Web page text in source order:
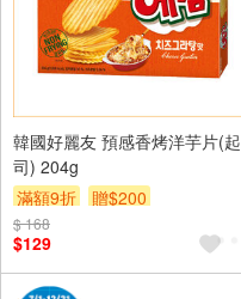
韓國好麗友 預感香烤洋芋片(起
司) 204g
滿額9折
贈$200
$ 168
$129